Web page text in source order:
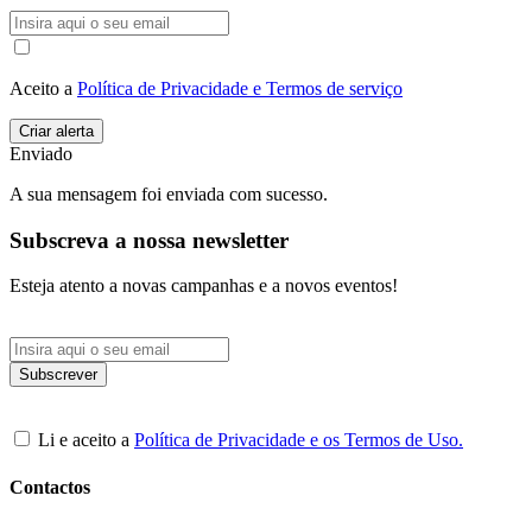
Aceito a Política de Privacidade e Termos de serviço
Enviado
A sua mensagem foi enviada com sucesso.
Subscreva a nossa newsletter
Esteja atento a novas campanhas e a novos eventos!
Li e aceito a Política de Privacidade e os Termos de Uso.
Contactos